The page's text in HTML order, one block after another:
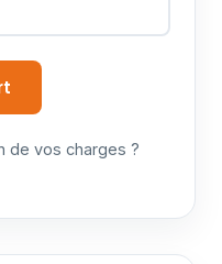
de vos charges ?